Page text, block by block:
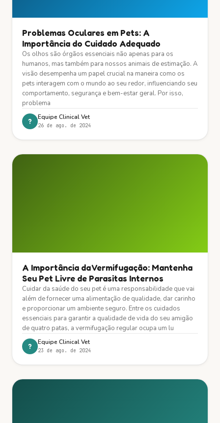
Problemas Oculares em Pets: A
Importância do Cuidado Adequado
Os olhos são órgãos essenciais não apenas para os
humanos, mas também para nossos animais de estimação. A
visão desempenha um papel crucial na maneira como os
pets interagem com o mundo ao seu redor, influenciando seu
comportamento, segurança e bem-estar geral. Por isso,
problema
? Equipe Clinical Vet
26 de ago. de 2024
A Importância da Vermifugação: Mantenha
Seu Pet Livre de Parasitas Internos
Cuidar da saúde do seu pet é uma responsabilidade que vai
além de fornecer uma alimentação de qualidade, dar carinho
e proporcionar um ambiente seguro. Entre os cuidados
essenciais para garantir a qualidade de vida do seu amigão
de quatro patas, a vermifugação regular ocupa um lu
? Equipe Clinical Vet
23 de ago. de 2024